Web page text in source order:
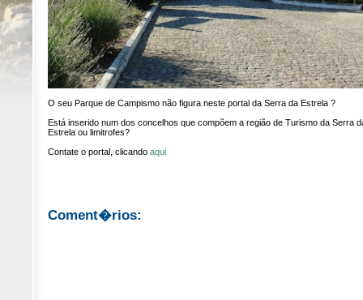
O seu Parque de Campismo não figura neste portal da Serra da Estrela ?
Está inserido num dos concelhos que compõem a região de Turismo da Serra
Estrela ou limitrofes?
Contate o portal, clicando aqui
Coment�rios: